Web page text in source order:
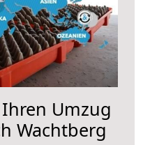
Umzug
Wachtberg